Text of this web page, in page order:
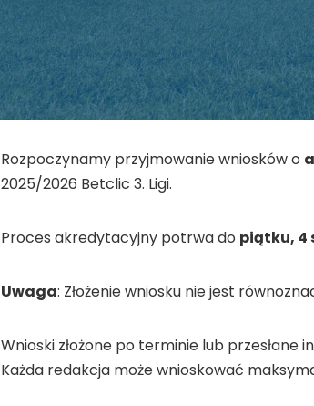
Rozpoczynamy przyjmowanie wniosków o
2025/2026 Betclic 3. Ligi.
Proces akredytacyjny potrwa do piątku, 4
Uwaga: Złożenie wniosku nie jest
Wnioski złożone po terminie lub
Każda redakcja może wnioskować